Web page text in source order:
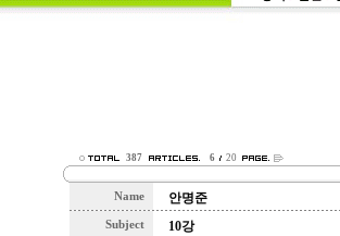
387 6 20
Name 안명준
Subject 10강